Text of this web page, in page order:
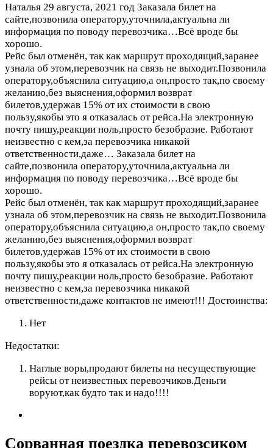
Наталья 29 августа, 2021 год Заказала билет на
сайте,позвонила оператору,уточнила,актуальна ли
информация по поводу перевозчика…Всё вроде бы
хорошо.
Рейс был отменён, так как маршрут проходящий,заранее
узнала об этом,перевозчик на связь не выходит.Позвонила
оператору,объяснила ситуацию,а он,просто так,по своему
желанию,без выяснения,оформил возврат
билетов,удержав 15% от их стоимости в свою
пользу,якобы это я отказалась от рейса.На электронную
почту пишу,реакции ноль,просто безобразие. Работают
неизвестно с кем,за перевозчика никакой
ответственности,даже… Заказала билет на
сайте,позвонила оператору,уточнила,актуальна ли
информация по поводу перевозчика…Всё вроде бы
хорошо.
Рейс был отменён, так как маршрут проходящий,заранее
узнала об этом,перевозчик на связь не выходит.Позвонила
оператору,объяснила ситуацию,а он,просто так,по своему
желанию,без выяснения,оформил возврат
билетов,удержав 15% от их стоимости в свою
пользу,якобы это я отказалась от рейса.На электронную
почту пишу,реакции ноль,просто безобразие. Работают
неизвестно с кем,за перевозчика никакой
ответственности,даже контактов не имеют!!! Достоинства:
Нет
Недостатки:
Наглые воры,продают билеты на несуществующие
рейсы от неизвестных перевозчиков.Деньги
воруют,как будто так и надо!!!!
Сорванная поездка перевозсиком